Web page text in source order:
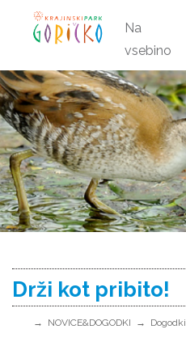
Na
vsebino
Drži kot pribito!
NOVICE&DOGODKI Dogodki